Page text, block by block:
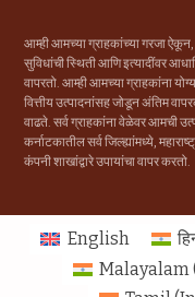
आम्ही आमच्या ग्राहकांच्या गरजा
सुविधांची स्थिती आणि इत्यादींवर
वापरतो. आम्ही आमच्या ग्राहकांना
वित्तीय उत्पादनांसह जोडून अंतिम
वाढते. सर्व ग्राहकांना वेळेवर आमची
कर्नाटकातील सर्व जिल्ह्यांमध्ये,
कंपनी शाखांद्वारे उपायांचा वापर करतो.
English
Malayalam